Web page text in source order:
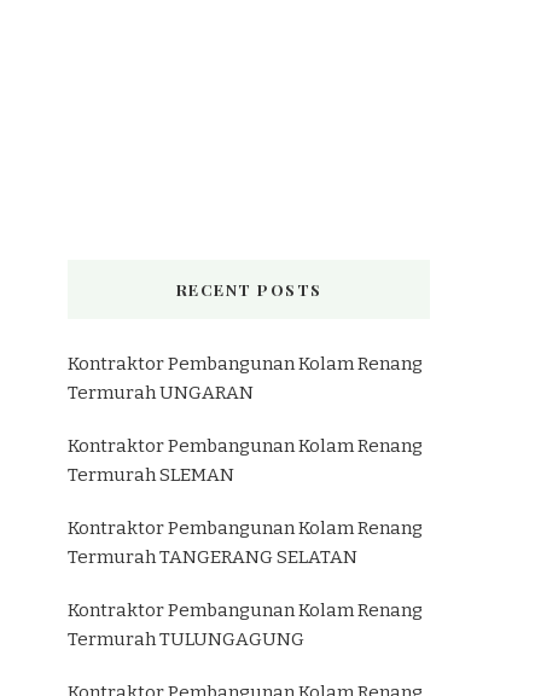
RECENT POSTS
Kontraktor Pembangunan Kolam Renang
Termurah UNGARAN
Kontraktor Pembangunan Kolam Renang
Termurah SLEMAN
Kontraktor Pembangunan Kolam Renang
Termurah TANGERANG SELATAN
Kontraktor Pembangunan Kolam Renang
Termurah TULUNGAGUNG